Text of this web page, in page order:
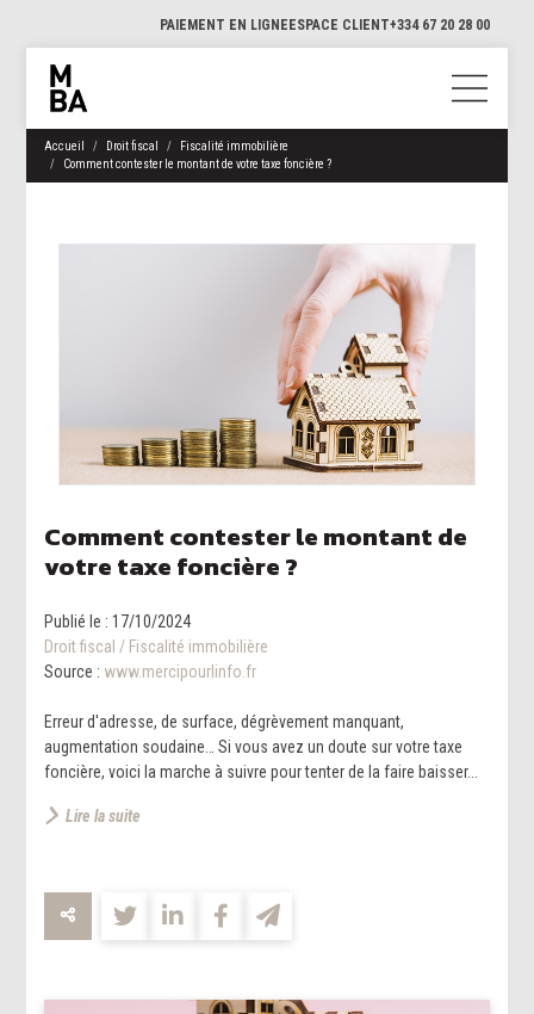
PAIEMENT EN LIGNEESPACE CLIENT+334 67 20 28 00
Accueil Droit fiscal
Fiscalité immobilière
Comment contester le montant de votre taxe foncière ?
Comment contester le montant de
votre taxe foncière ?
Publié le :17/10/2024
Droit fiscal / Fiscalité immobilière
Source : www.mercipourlinfo.fr
Erreur d'adresse, de surface, dégrèvement manquant,
augmentation soudaine… Si vous avez un doute sur votre taxe
foncière, voici la marche à suivre pour tenter de la faire baisser...
Lire la suite